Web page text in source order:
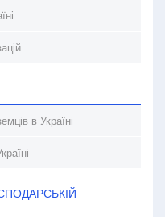
в Україні